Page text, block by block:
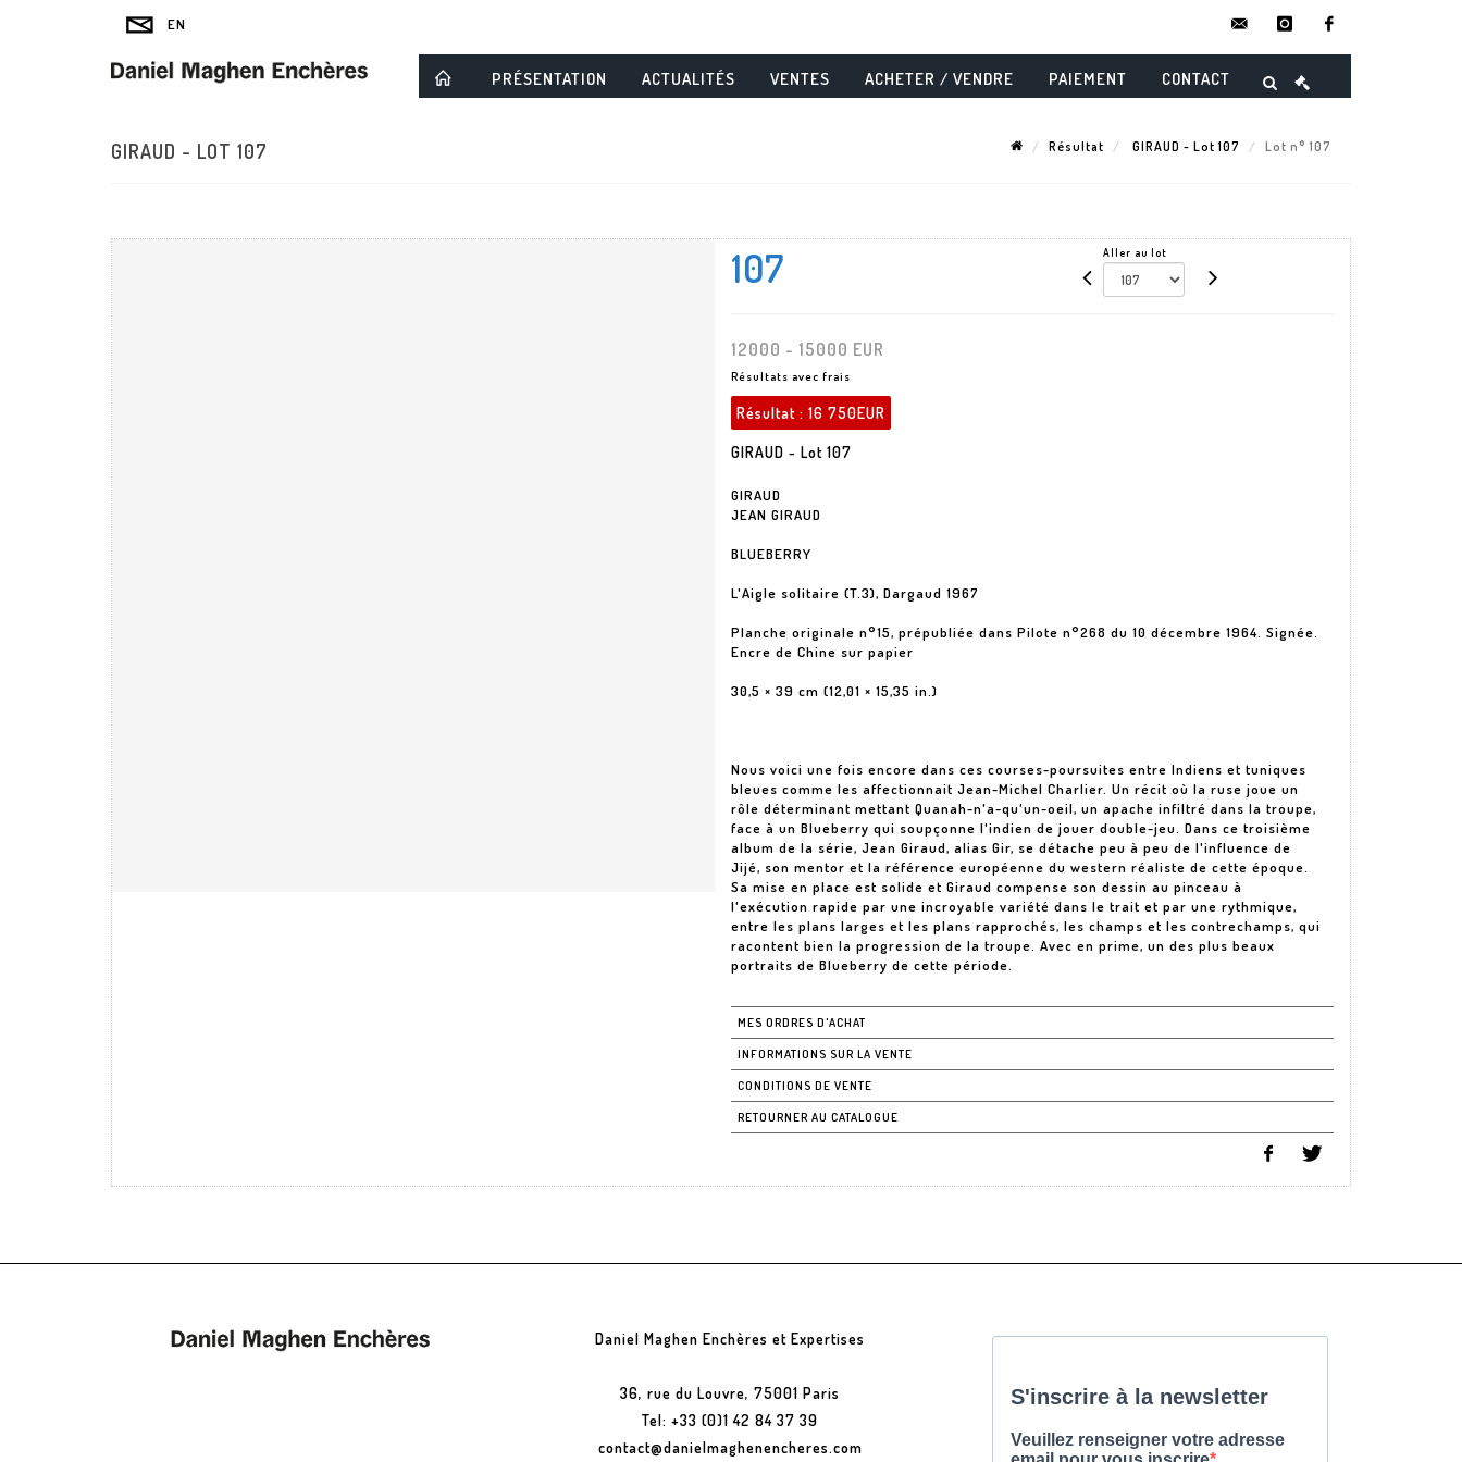
instagram
PRÉSENTATION ACTUALITÉS VENTES ACHETER / VENDRE PAIEMENT CONTACT
GIRAUD - LOT 107 Résultat GIRAUD - Lot 107 Lot n° 107
107 Aller au lot
12000 - 15000 EUR
Résultats avec frais
Résultat : 16 750EUR
GIRAUD - Lot 107
GIRAUD
JEAN GIRAUD
BLUEBERRY
L'Aigle solitaire (T.3), Dargaud 1967
Planche originale n°15, prépubliée dans Pilote n°268 du 10 décembre 1964. Signée.
Encre de Chine sur papier
30,5 × 39 cm (12,01 × 15,35 in.)
Nous voici une fois encore dans ces courses-poursuites entre Indiens et tuniques
bleues comme les affectionnait Jean-Michel Charlier. Un récit où la ruse joue un
rôle déterminant mettant Quanah-n'a-qu'un-oeil, un apache infiltré dans la troupe,
face à un Blueberry qui soupçonne l'indien de jouer double-jeu. Dans ce troisième
album de la série, Jean Giraud, alias Gir, se détache peu à peu de l'influence de
Jijé, son mentor et la référence européenne du western réaliste de cette époque.
Sa mise en place est solide et Giraud compense son dessin au pinceau à
l'exécution rapide par une incroyable variété dans le trait et par une rythmique,
entre les plans larges et les plans rapprochés, les champs et les contrechamps, qui
racontent bien la progression de la troupe. Avec en prime, un des plus beaux
portraits de Blueberry de cette période.
MES ORDRES D'ACHAT
INFORMATIONS SUR LA VENTE
CONDITIONS DE VENTE
RETOURNER AU CATALOGUE
Daniel Maghen Enchères et Expertises
36, rue du Louvre, 75001 Paris
Tel: +33 (0)1 42 84 37 39
contact@danielmaghenencheres.com